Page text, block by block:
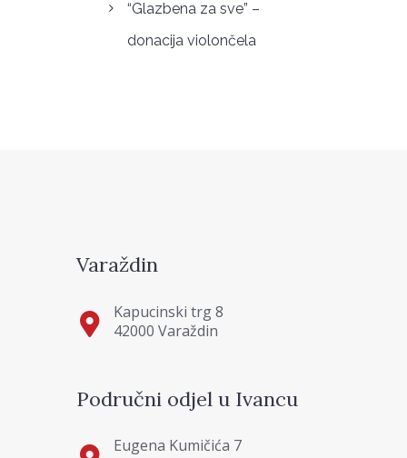
“Glazbena za sve” –
donacija violončela
Varaždin
Kapucinski trg 8
42000 Varaždin
Područni odjel u Ivancu
Eugena Kumičića 7